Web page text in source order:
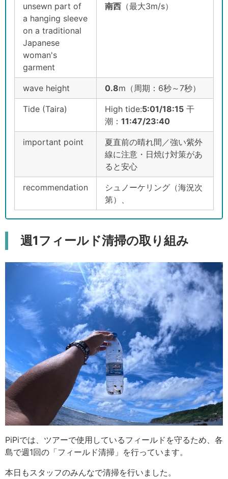
unsewn part of
a hanging sleeve
on a traditional
Japanese
woman's
garment
南西 （最大3m/s）
wave height 0.8m（周期：6秒～7秒）
Tide (Taira) High tide:5:01/18:15 干
潮： 11:47/23:40
important point
夏直前の晴れ間／強い紫外
線に注意・日焼け対策があ
ると安心
recommendation
シュノーケリング（海況次
第）、
週1フィールド清掃の取り組み
PiPiでは、ツアーで使用しているフィールドを守るため、各
島で週1回の「フィールド清掃」を行っています。
本日もスタッフのみんなで清掃を行いました。